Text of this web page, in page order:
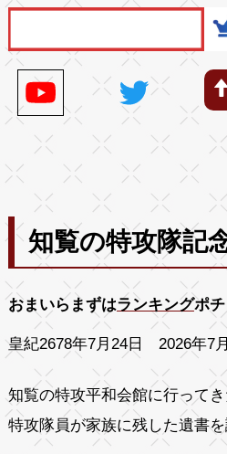
知覧の特攻隊記
おまいらまずはランキングポチ
皇紀2678年7月24日 2026年7
知覧の特攻平和会館に行って
特攻隊員が家族に残した遺書